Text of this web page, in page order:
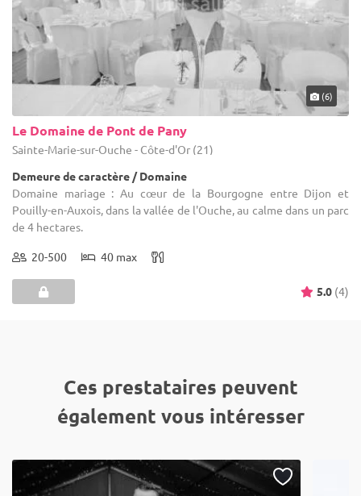
(6)
Le Domaine de Pont de Pany
Sainte-Marie-sur-Ouche - Côte-d'Or (21)
Demeure de caractère / Domaine
Domaine mariage : Au cœur de la Bourgogne entre Dijon et
Pouilly-en-Auxois, dans la vallée de l'Ouche, au calme dans un parc
de 4 hectares.
20-500 40 max
5.0 (4)
Ces prestataires peuvent
également vous intéresser